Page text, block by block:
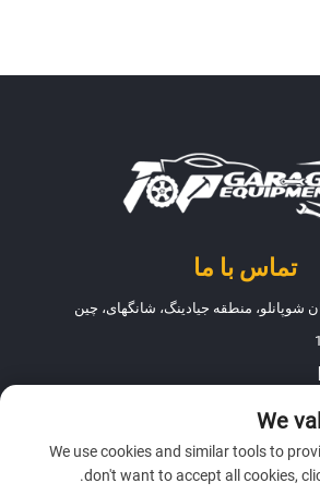
تماس با ما
2025 شرکت تجهیزات نگهداری خودروی فانبائو شانگهای. تمامی
است -سیاست حریم خصوصی
We
We use cookies and similar tools to
don't want to accept all cookies,